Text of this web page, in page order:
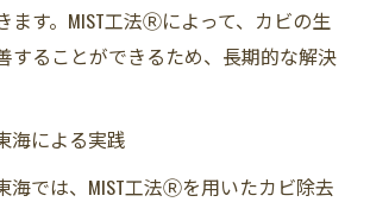
ます。MIST工法Ⓡによって、カビの生
することができるため、長期的な解決
海による実践
海では、MIST工法Ⓡを用いたカビ除去